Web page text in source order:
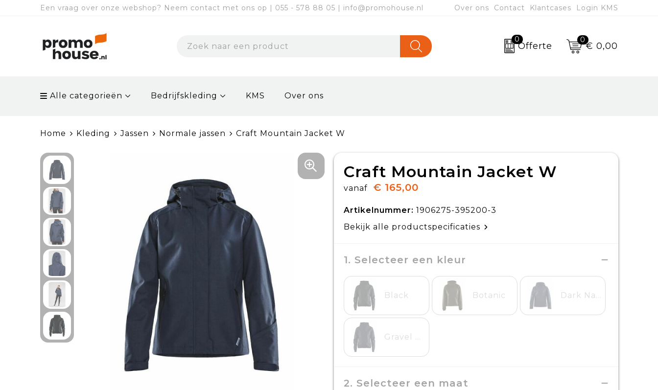
Een vraag over onze webshop? Neem contact met ons op | 055 - 578 88 05 | info@promohouse.nl Over ons Contact Klantcases Login KMS
0
Offerte
0
€ 0,00
Alle categorieën Bedrijfskleding KMS Over ons
Home Kleding Jassen Normale jassen Craft Mountain Jacket W
Craft Mountain Jacket W
vanaf € 165,00
Artikelnummer: 1906275-395200-3
Bekijk alle productspecificaties
1. Selecteer een kleur
Black Botanic Dark Navy Melange
Gravel Melange
2. Selecteer een maat